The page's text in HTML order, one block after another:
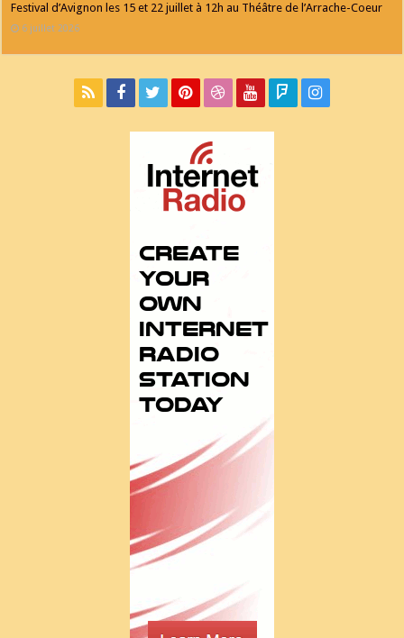
Festival d’Avignon les 15 et 22 juillet à 12h au Théâtre de l’Arrache-Coeur
6 juillet 2026